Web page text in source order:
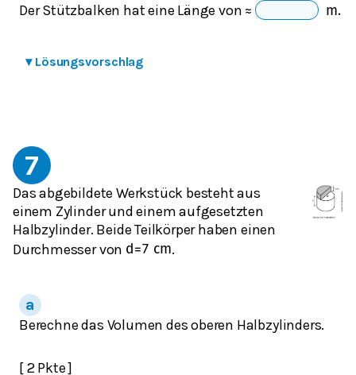
Der Stützbalken hat eine Länge von ≈ m.
▾ Lösungsvorschlag
7
Das abgebildete Werkstück besteht aus
einem Zylinder und einem aufgesetzten
Halbzylinder. Beide Teilkörper haben einen
Durchmesser von d =7 cm.
Berechne das Volumen des oberen Halbzylinders.
[ 2 Pkte ]